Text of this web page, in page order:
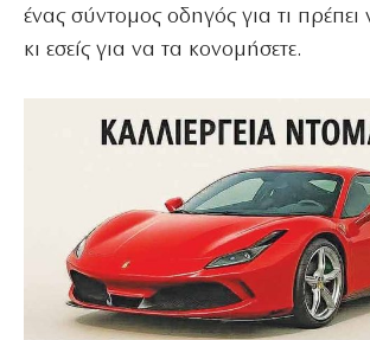
ένας σύντομος οδηγός για τι πρέπει
κι εσείς για να τα κονομήσετε.